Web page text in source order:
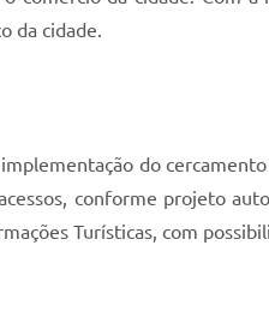
da cidade.
do
conforme projeto
Turísticas, com